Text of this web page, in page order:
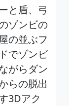
と盾、弓
ゾンビの
の並ぶフ
でゾンビ
がらダン
らの脱出
3Dアク